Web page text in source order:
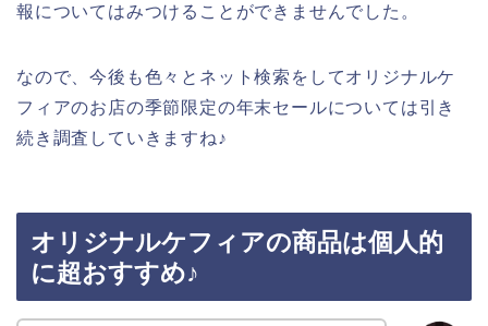
報についてはみつけることができませんでした。
なので、今後も色々とネット検索をしてオリジナルケ
フィアのお店の季節限定の年末セールについては引き
続き調査していきますね♪
オリジナルケフィアの商品は個人的
に超おすすめ♪